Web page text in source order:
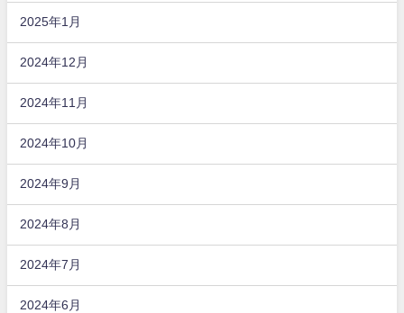
2025年1月
2024年12月
2024年11月
2024年10月
2024年9月
2024年8月
2024年7月
2024年6月